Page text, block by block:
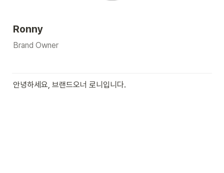
Ronny
Brand Owner
안녕하세요, 브랜드오너 로니입니다.